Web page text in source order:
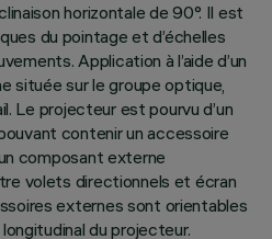
horizontale de 90°. Il est
du pointage et d’échelles
Application à l’aide d’un
située sur le groupe optique,
Le projecteur est pourvu d’un
contenir un accessoire
composant externe
volets directionnels et écran
externes sont orientables
du projecteur.